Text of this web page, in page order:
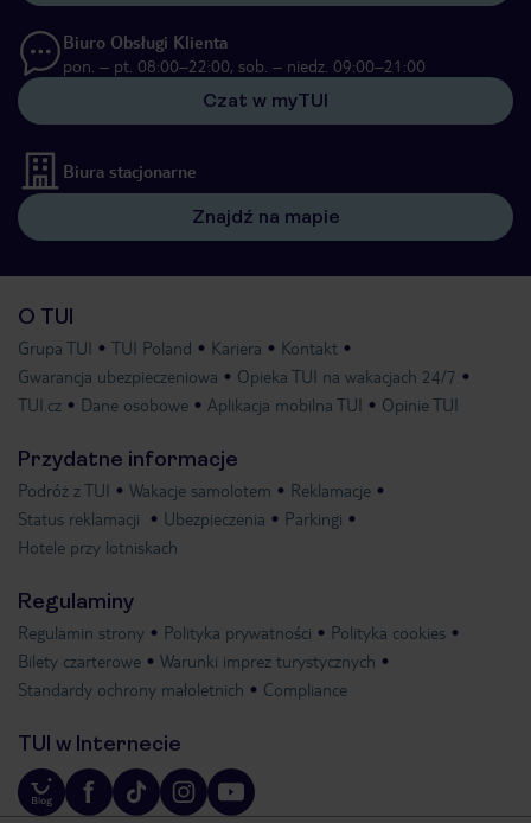
Biuro Obsługi Klienta
pon. – pt. 08:00–22:00, sob. – niedz. 09:00–21:00
Czat w myTUI
Biura stacjonarne
Znajdź na mapie
O TUI
Grupa TUI TUI Poland Kariera
Kontakt
Gwarancja ubezpieczeniowa
Opieka TUI na wakacjach 24/7
TUI.cz
Dane osobowe Aplikacja mobilna TUI Opinie TUI
Przydatne informacje
Podróż z TUI Wakacje samolotem
Reklamacje
Status reklamacji
Ubezpieczenia
Parkingi
Hotele przy lotniskach
Regulaminy
Regulamin strony Polityka prywatności
Polityka cookies
Bilety czarterowe
Warunki imprez turystycznych
Standardy ochrony małoletnich
Compliance
TUI w Internecie